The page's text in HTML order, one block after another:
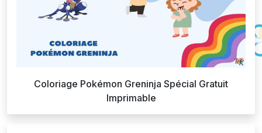
Coloriage Pokémon Greninja Spécial Gratuit
Imprimable